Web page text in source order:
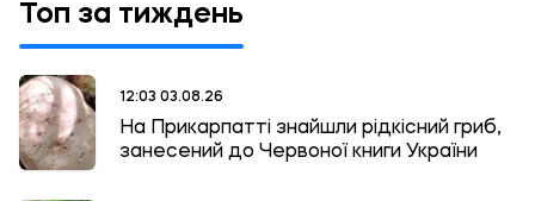
Топ за тиждень
12:03 03.08.26
На Прикарпатті знайшли рідкісний гриб,
занесений до Червоної книги України